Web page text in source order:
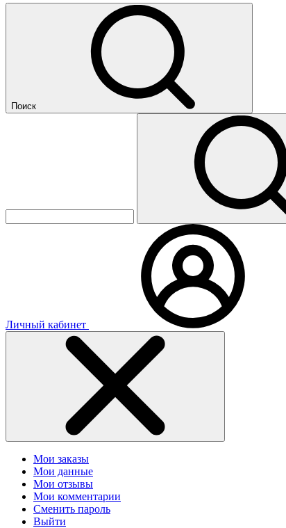
Поиск
Личный кабинет
Мои заказы
Мои данные
Мои отзывы
Мои комментарии
Сменить пароль
Выйти